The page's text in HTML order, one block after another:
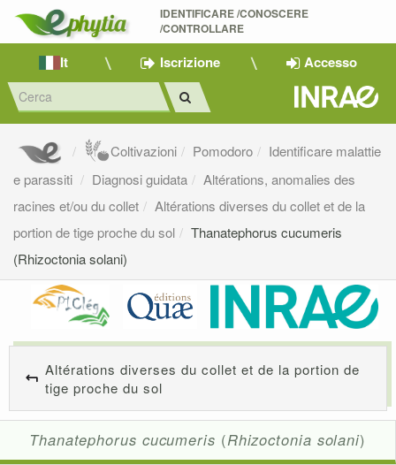
IDENTIFICARE /CONOSCERE
/CONTROLLARE
It Iscrizione Accesso
Coltivazioni Pomodoro
Identificare malattie
e parassiti
Diagnosi guidata
Altérations, anomalies des
racines et/ou du collet
Altérations diverses du collet et de la
portion de tige proche du sol
Thanatephorus cucumeris
(Rhizoctonia solani)
Altérations diverses du collet et de la portion de
tige proche du sol
Thanatephorus cucumeris (Rhizoctonia solani)